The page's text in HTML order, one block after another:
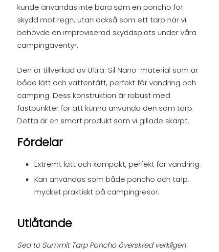
kunde användas inte bara som en poncho för
skydd mot regn, utan också som ett tarp när vi
behövde en improviserad skyddsplats under våra
campingäventyr.
Den är tillverkad av Ultra-Sil Nano-material som är
både lätt och vattentätt, perfekt för vandring och
camping. Dess konstruktion är robust med
fästpunkter för att kunna använda den som tarp.
Detta är en smart produkt som vi gillade skarpt.
Fördelar
Extremt lätt och kompakt, perfekt för vandring.
Kan användas som både poncho och tarp,
mycket praktiskt på campingresor.
Utlåtande
Sea to Summit Tarp Poncho överskred verkligen